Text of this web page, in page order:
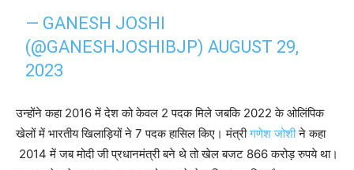
— GANESH JOSHI
(@GANESHJOSHIBJP)AUGUST 29,
2023
उन्होंने कहा 2016 में देश को केवल 2 पदक मिले जबकि 2022 के ओलिंपिक
खेलों में भारतीय खिलाड़ियों ने 7 पदक हासिल किए। मंत्रीगणेश जोशीने कहा
2014 में जब मोदी जी प्रधानमंत्री बने थे तो खेल बजट 866 करोड़ रुपये था।